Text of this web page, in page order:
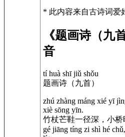
* 此内容来自古诗词爱
《题画诗（九
音
tí huà shī jiǔ shǒu
题画诗（九首）
zhú zhàng máng xié yī
xiè sōng yīn.
竹杖芒鞋一径深，小桥
gé jiāng tíng zi shì hé